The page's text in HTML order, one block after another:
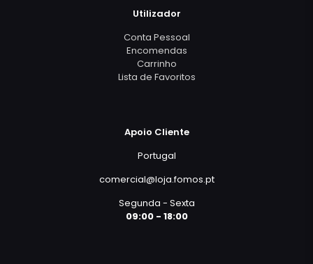
Utilizador
Conta Pessoal
Encomendas
Carrinho
Lista de Favoritos
Apoio Cliente
Portugal
comercial@loja.fomos.pt
Segunda - Sexta
09:00 - 18:00